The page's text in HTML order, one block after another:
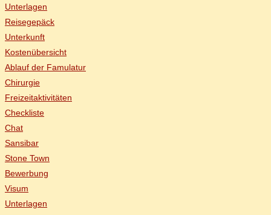
Un­ter­la­gen
Rei­se­ge­päck
Un­ter­kunft
Kos­ten­über­sicht
Ab­lauf der Famulatur
Chir­ur­gie
Frei­zeit­ak­ti­vi­tä­ten
Check­lis­te
Chat
San­si­bar
Stone Town
Be­wer­bung
Vi­sum
Un­ter­la­gen